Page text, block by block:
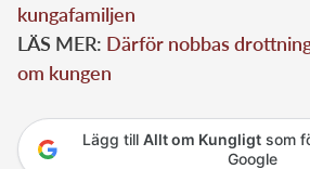
kungafamiljen
LÄS MER: Därför nobbas
om kungen
Lägg till Allt om Kungligtsom
Google